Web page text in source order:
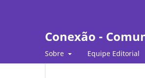
Conexão -
Sobre Equipe Editorial